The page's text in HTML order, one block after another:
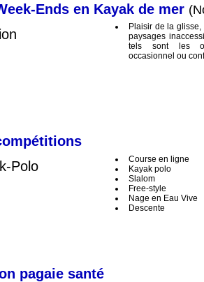
Ends en Kayak de mer
Plaisir de la
paysages
tels sont les
occasionnel ou
Course en ligne
Kayak polo
Slalom
Free-style
Nage en Eau Vive
Descente
pagaie santé